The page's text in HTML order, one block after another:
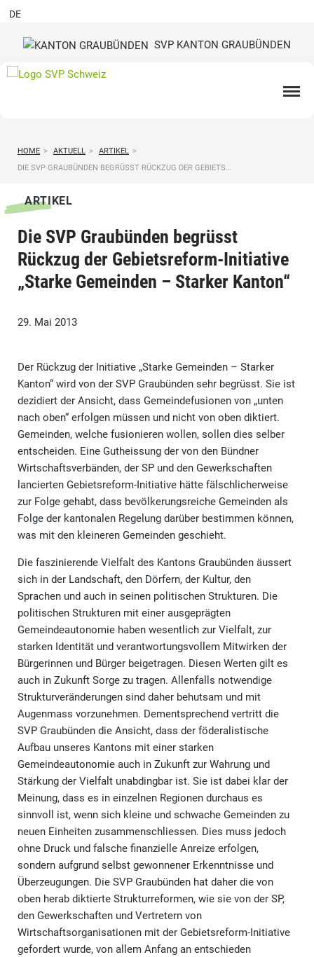
SVP KANTON GRAUBÜNDEN
DE
HOME > AKTUELL > ARTIKEL >
DIE SVP GRAUBÜNDEN BEGRÜSST RÜCKZUG DER GEBIETS...
ARTIKEL
Die SVP Graubünden begrüsst
Rückzug der Gebietsreform-Initiative
„Starke Gemeinden – Starker Kanton“
29. Mai 2013
Der Rückzug der Initiative „Starke Gemeinden – Starker
Kanton“ wird von der SVP Graubünden sehr begrüsst. Sie ist
dezidiert der Ansicht, dass Gemeindefusionen von „unten
nach oben“ erfolgen müssen und nicht von oben diktiert.
Gemeinden, welche fusionieren wollen, sollen dies selber
entscheiden. Eine Gutheissung der von den Bündner
Wirtschaftsverbänden, der SP und den Gewerkschaften
lancierten Gebietsreform-Initiative hätte fälschlicherweise
zur Folge gehabt, dass bevölkerungsreiche Gemeinden als
Folge der kantonalen Regelung darüber bestimmen können,
was mit den kleineren Gemeinden geschieht.
Die faszinierende Vielfalt des Kantons Graubünden äussert
sich in der Landschaft, den Dörfern, der Kultur, den
Sprachen und auch in seinen politischen Strukturen. Die
politischen Strukturen mit einer ausgeprägten
Gemeindeautonomie haben wesentlich zur Vielfalt, zur
starken Identität und verantwortungsvollem Mitwirken der
Bürgerinnen und Bürger beigetragen. Diesen Werten gilt es
auch in Zukunft Sorge zu tragen. Allenfalls notwendige
Strukturveränderungen sind daher behutsam und mit
Augenmass vorzunehmen. Dementsprechend vertritt die
SVP Graubünden die Ansicht, dass der föderalistische
Aufbau unseres Kantons mit einer starken
Gemeindeautonomie auch in Zukunft zur Wahrung und
Stärkung der Vielfalt unabdingbar ist. Sie ist dabei klar der
Meinung, dass es in einzelnen Regionen durchaus es
sinnvoll ist, wenn sich kleine und schwache Gemeinden zu
neuen Einheiten zusammenschliessen. Dies muss jedoch
ohne Druck und falsche finanzielle Anreize erfolgen,
sondern aufgrund selbst gewonnener Erkenntnisse und
Überzeugungen. Die SVP Graubünden hat daher die von
oben herab diktierte Strukturreformen, wie sie von der SP,
den Gewerkschaften und Vertretern von
Wirtschaftsorganisationen mit der Gebietsreform-Initiative
gefordert wurde, von allem Anfang an entschieden